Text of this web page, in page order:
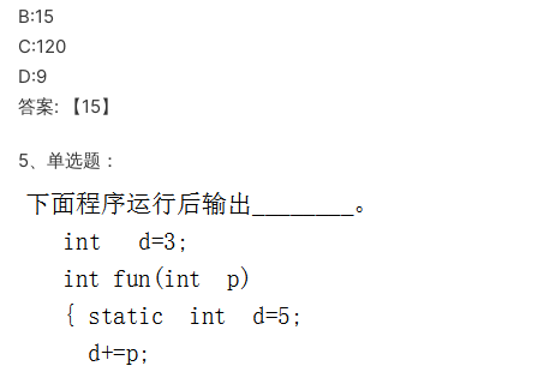
B:15
C:120
D:9
答案: 【15】
5、单选题：